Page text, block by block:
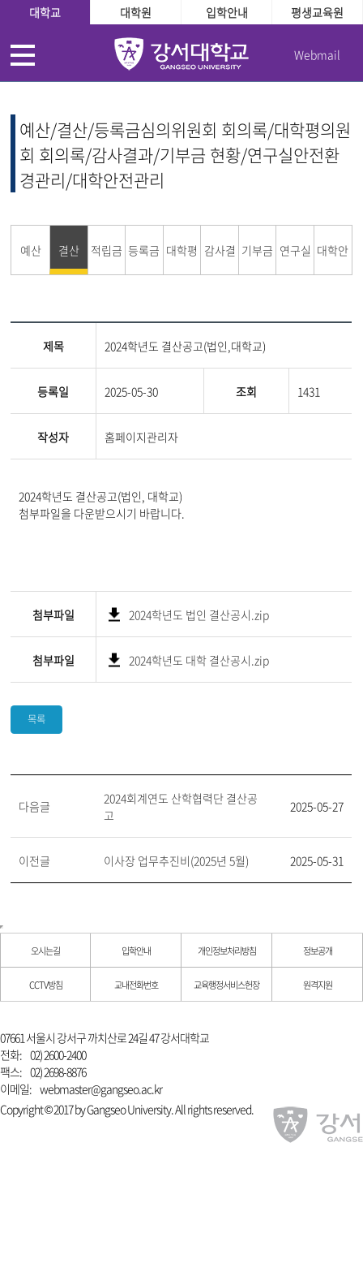
대학교 대학원 입학안내 평생교육원
Webmail
예산/결산/등록금심의위원회 회의록/대학평의원
회 회의록/감사결과/기부금 현황/연구실안전환
경관리/대학안전관리
예산 결산 적립금
황
등록금
원회
대학평 감사결 기부금 연구실 대학안
제목 2024학년도 결산공고(법인,대학교)
등록일 2025-05-30 조회 1431
작성자 홈페이지관리자
2024학년도 결산공고(법인, 대학교)
첨부파일을 다운받으시기 바랍니다.
첨부파일 2024학년도 법인 결산공시.zip
첨부파일 2024학년도 대학 결산공시.zip
목록
다음글
2024회계연도 산학협력단 결산공
고
2025-05-27
이전글 이사장 업무추진비(2025년 5월) 2025-05-31
오시는길 입학안내 개인정보처리방침 정보공개
CCTV방침 교내전화번호 교육행정서비스헌장 원격지원
07661 서울시 강서구 까치산로 24길 47 강서대학교
전화: 02) 2600-2400
팩스: 02) 2698-8876
이메일: webmaster@gangseo.ac.kr
Copyright © 2017 by Gangseo University. All rights reserved.